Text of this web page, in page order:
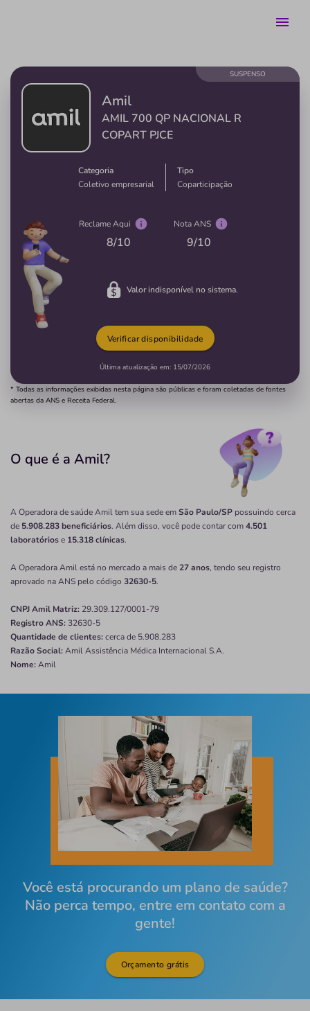
Amil
AMIL 700 QP NACIONAL R
COPART PJCE
Categoria
Coletivo empresarial
Tipo
Coparticipação
Valor indisponível no sistema.
Reclame Aqui
8/10
Nota ANS
9/10
SUSPENSO
Última atualização em: 15/07/2026
Verificar disponibilidade
* Todas as informações exibidas nesta página são públicas e foram coletadas de fontes
abertas da ANS e Receita Federal.
O que é a Amil?
A Operadora de saúde Amil tem sua sede emSão Paulo/SP possuindo cerca
de 5.908.283 beneficiários. Além disso, você pode contar com4.501
laboratóriose 15.318 clínicas.
A Operadora Amil está no mercado a mais de27 anos, tendo seu registro
aprovado na ANS pelo código 32630-5.
CNPJAmil Matriz: 29.309.127/0001-79
Registro ANS: 32630-5
Quantidade de clientes:cerca de 5.908.283
Razão Social:Amil Assistência Médica Internacional S.A.
Nome:Amil
Você está procurando um plano de saúde?
Não perca tempo, entre em contato com a
gente!
Orçamento grátis